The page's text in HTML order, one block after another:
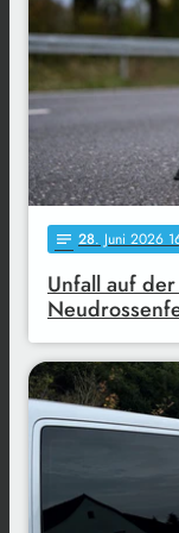
notes 28. Juni 2026
Unfall auf